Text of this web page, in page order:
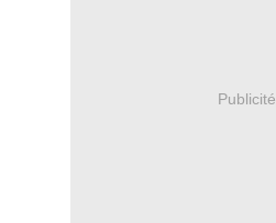
Publicité